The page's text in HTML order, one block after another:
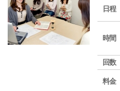
日程
時間
回数
料金